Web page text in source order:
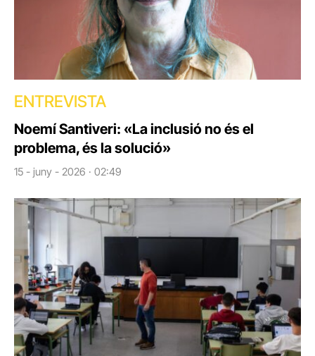
ENTREVISTA
Noemí Santiveri: «La inclusió no és el
problema, és la solució»
15 - juny - 2026 · 02:49